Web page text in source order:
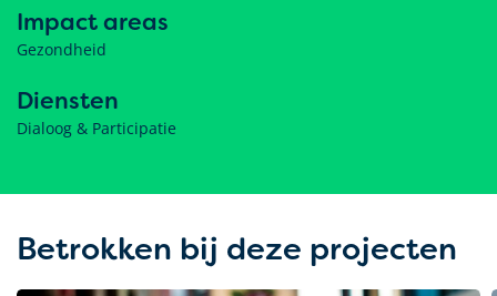
Impact areas
Gezondheid
Diensten
Dialoog & Participatie
Betrokken bij deze projecten